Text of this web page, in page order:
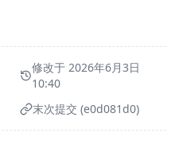
修改于 2026年6月3日
10:40
末次提交 (e0d081d0)